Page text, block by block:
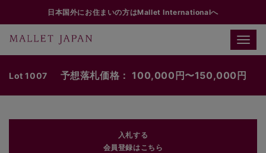
日本国外にお住まいの方はMallet Internationalへ
Toggle
Lot 1007 予想落札価格： 100,000円〜150,000円
入札する
会員登録はこちら